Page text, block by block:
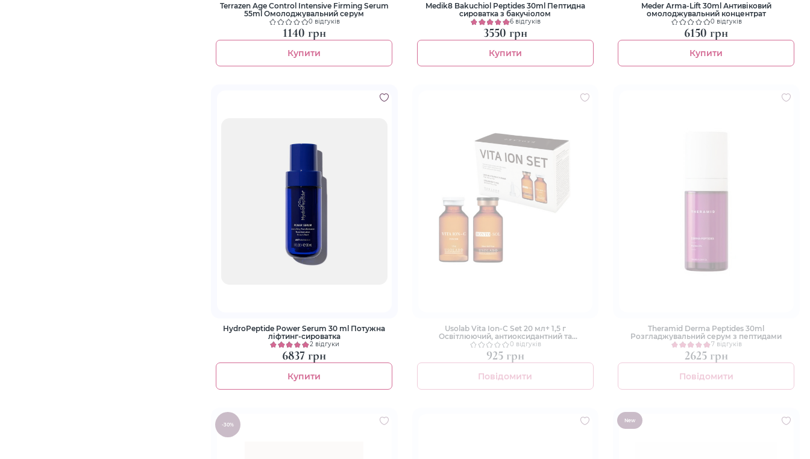
Terrazen Age Control Intensive Firming Serum
55ml Омолоджувальний серум
0 відгуків
1140 грн
Купити
Medik8 Bakuchiol Peptides 30ml Пептидна
сироватка з бакучіолом
6 відгуків
3550 грн
Купити
Meder Arma-Lift 30ml Антивіковий
омолоджувальний концентрат
0 відгуків
6150 грн
Купити
HydroPeptide Power Serum 30 ml Потужна
ліфтинг-сироватка
2 відгуки
6837 грн
Купити
Usolab Vita Ion-C Set 20 мл+ 1,5 г
Освітлюючий, антиоксидантний та
омолоджуючий набір
0 відгуків
925 грн
Повідомити
Theramid Derma Peptides 30ml
Розгладжувальний серум з пептидами
7 відгуків
2625 грн
Повідомити
-30%
New